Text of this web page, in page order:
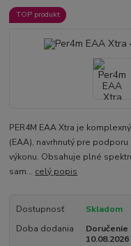
TOP produkt
PER4M EAA Xtra je
(EAA), navrhnutý pre
výkonu. Obsahuje plné
sam... celý popis
Dostupnosť
Skladom
Doba dodania
Doručenie
10.08.2026